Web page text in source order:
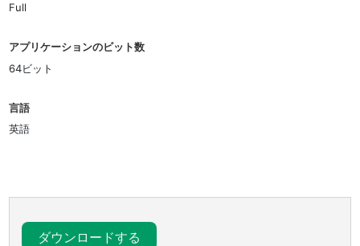
Full
アプリケーションのビット数
64ビット
言語
英語
ダウンロードする